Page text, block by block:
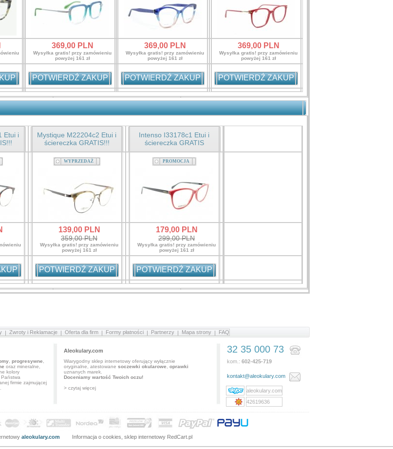
369,00PLN
Wysyłka gratis! przy zamówieniu
powyżej 161 zł
369,00PLN
Wysyłka gratis! przy zamówieniu
powyżej 161 zł
369,00PLN
Wysyłka gratis! przy zamówieniu
powyżej 161 zł
POTWIERDŹ ZAKUP POTWIERDŹ ZAKUP POTWIERDŹ ZAKUP
Etui i
Mystique M22204c2 Etui i
ściereczka GRATIS!!!
Intenso I33178c1 Etui i
ściereczka GRATIS
WYPRZEDAŻ PROMOCJA
139,00PLN
359,00 PLN
Wysyłka gratis! przy zamówieniu
powyżej 161 zł
179,00PLN
299,00 PLN
Wysyłka gratis! przy zamówieniu
powyżej 161 zł
POTWIERDŹ ZAKUP POTWIERDŹ ZAKUP
Zwroty i Reklamacje Oferta dla firm Formy płatności Partnerzy Mapa strony FAQ
, progresywne
oraz mineralne,
kolory
firmie zajmującej
Aleokulary.com
Wiarygodny sklep internetowy oferujący wyłącznie
oryginalne, atestowane soczewki okularowe
oprawki
uznanych marek.
Doceniamy wartość Twoich oczu!
> czytaj więcej
32 35 000 73
kom.: 602-425-719
kontakt@aleokulary.com
aleokulary.com
42619636
aleokulary.com Informacja o cookies sklep internetowyRedCart.pl